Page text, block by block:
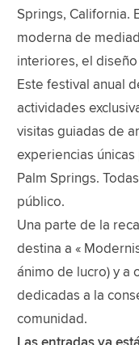
Springs, California.
moderna de
interiores, el
Este festival anual
actividades
visitas guiadas de
experiencias
Palm Springs.
público.
Una parte de la
destina a «
ánimo de lucro) y a
dedicadas a la
comunidad.